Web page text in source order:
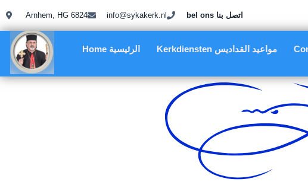
Arnhem, HG 6824 info@sykakerk.nl bel ons اتصل بنا
Home الرئيسية Kerkdiensten مواعيد القداديس